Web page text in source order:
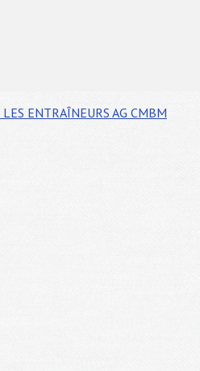
ENTRAÎNEURSAG CMBM